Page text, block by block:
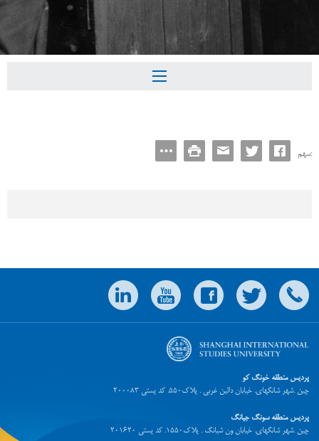
سهم:
پردیس منطقه خونگ کو
چین .شهر شانگهای. خیابان دالین غربی . پلاک550. کد پستی 200083
پردیس منطقه سونگ جیانگ
چین .شهر شانگهای. خیابان ون شیانگ . پلاک1550. کد پستی 201620